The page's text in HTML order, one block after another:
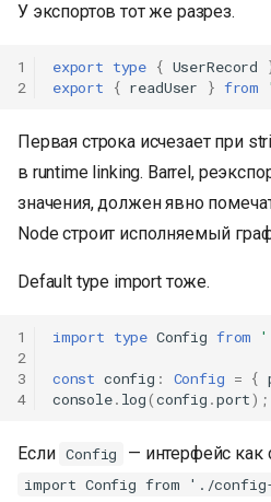
У экспортов тот же разрез.
1
2
export type { UserRecord
export
{ readUser } from
Первая строка исчезает при
в runtime linking. Barrel,
значения, должен явно
Node строит исполняемый
Default type import тоже.
1
2
3
4
import type Config from
const config : Config = {
console. log(config .port);
Если Config — интерфейс как
import Config from './